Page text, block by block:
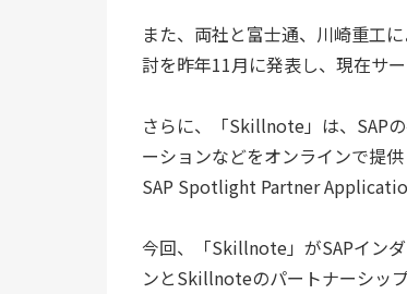
また、両社と富士通、川崎重工
討を昨年11月に発表し、現在サ
さらに、「Skillnote」は、SAP
ーションなどをオンラインで提
SAP Spotlight Partner
今回、「Skillnote」がSAPイン
ンとSkillnoteのパートナーシッ